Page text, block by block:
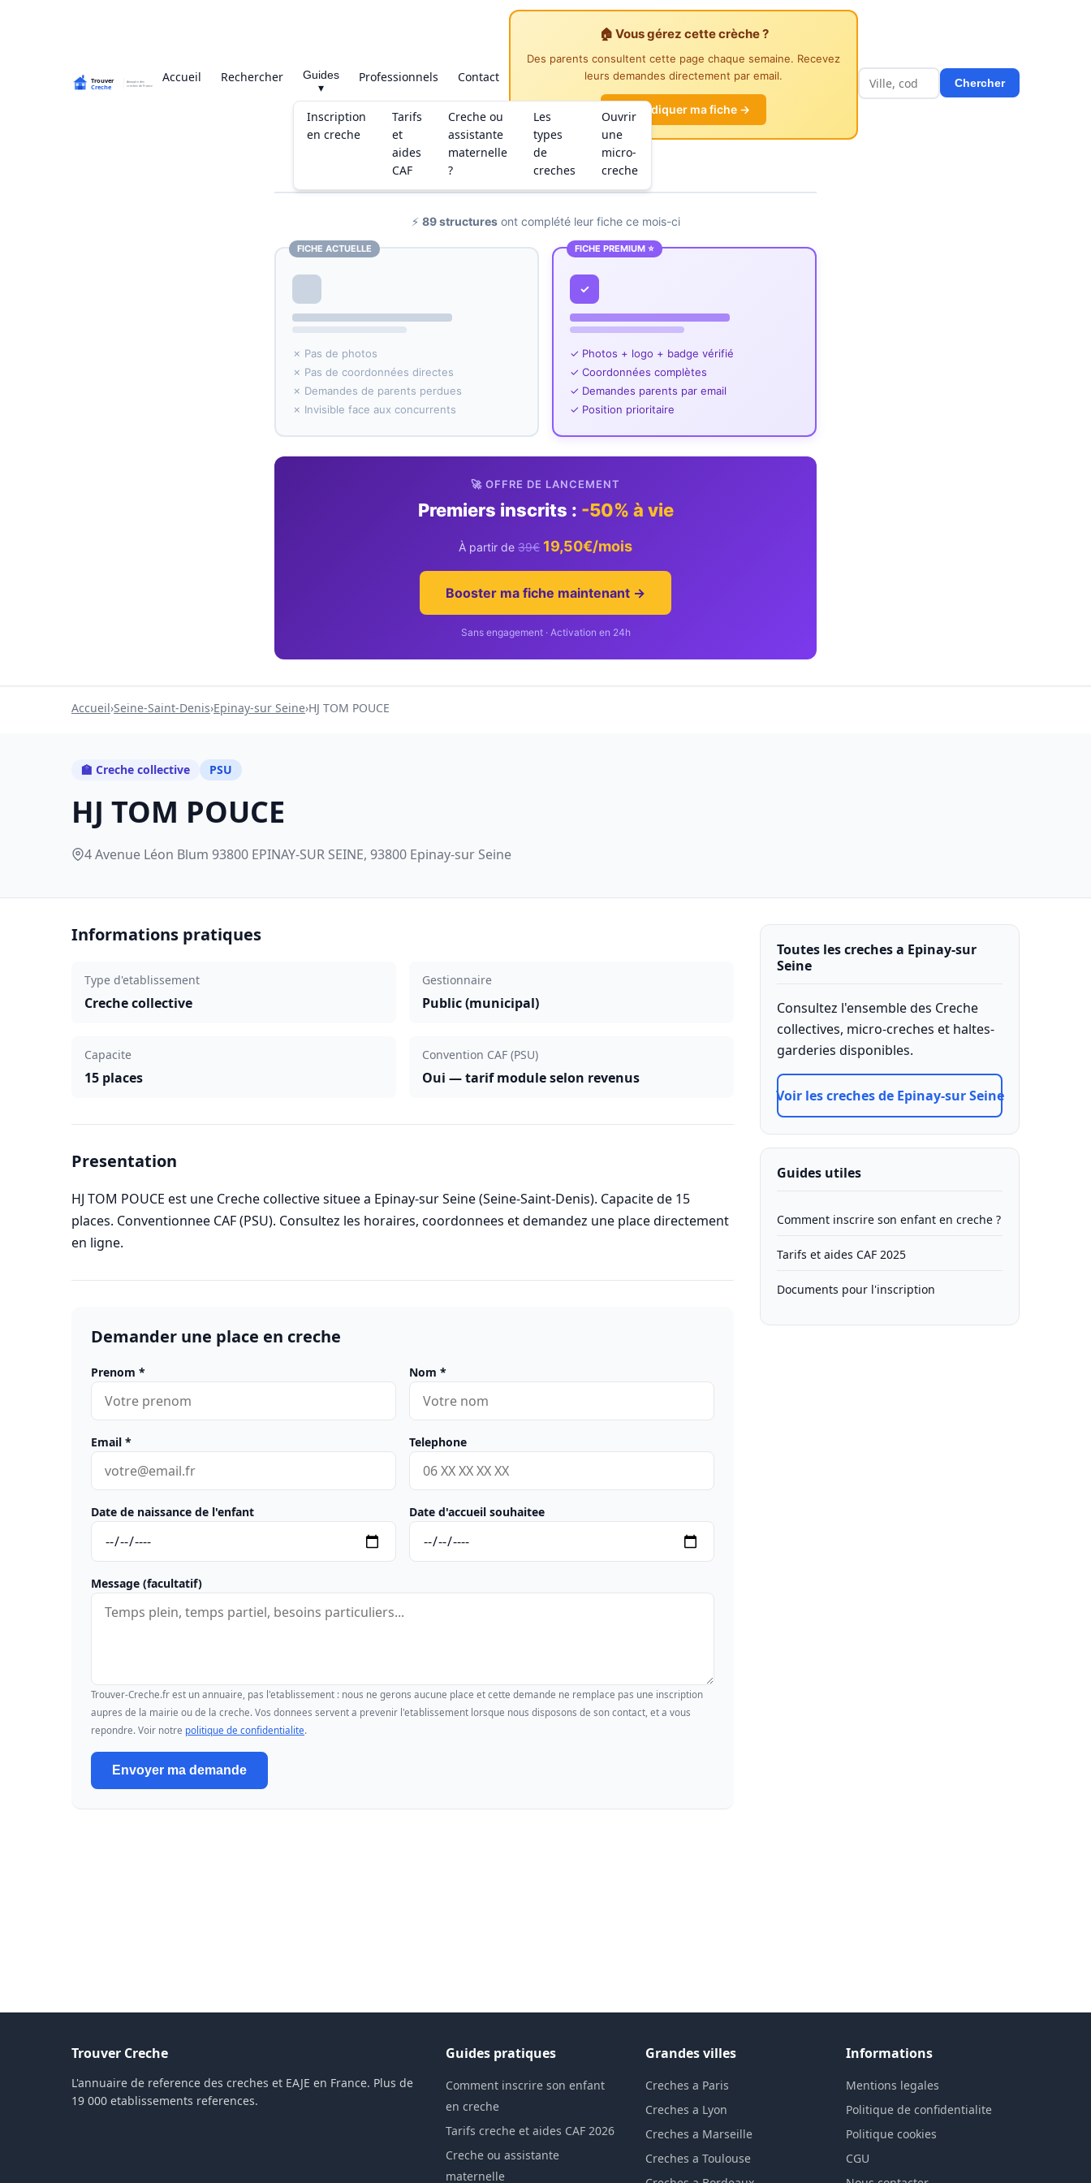
Accueil Rechercher
Guides
▾
Inscription
en creche
Tarifs
et
aides
CAF
Creche ou
assistante
maternelle
?
Les
types
de
creches
Ouvrir
une
micro-
creche
Professionnels Contact
🏠 Vous gérez cette crèche ?
Des parents consultent cette page chaque semaine. Recevez
leurs demandes directement par email.
Revendiquer ma fiche →
Chercher
⚡ 89 structuresont complété leur fiche ce mois-ci
FICHE ACTUELLE
✗ Pas de photos
✗ Pas de coordonnées directes
✗ Demandes de parents perdues
✗ Invisible face aux concurrents
FICHE PREMIUM ⭐
✓
✓ Photos + logo + badge vérifié
✓ Coordonnées complètes
✓ Demandes parents par email
✓ Position prioritaire
🚀 OFFRE DE LANCEMENT
Premiers inscrits : -50% à vie
À partir de 39€ 19,50€/mois
Booster ma fiche maintenant →
Sans engagement · Activation en 24h
Accueil›Seine-Saint-Denis›Epinay-sur Seine›HJ TOM POUCE
🏫 Creche collective PSU
HJ TOM POUCE
4 Avenue Léon Blum 93800 EPINAY-SUR SEINE, 93800 Epinay-sur Seine
Informations pratiques
Type d'etablissement
Creche collective
Gestionnaire
Public (municipal)
Capacite
15 places
Convention CAF (PSU)
Oui — tarif module selon revenus
Presentation
HJ TOM POUCE est une Creche collective situee a Epinay-sur Seine (Seine-Saint-Denis). Capacite de 15
places. Conventionnee CAF (PSU). Consultez les horaires, coordonnees et demandez une place directement
en ligne.
Demander une place en creche
Prenom * Nom *
Email * Telephone
Date de naissance de l'enfant Date d'accueil souhaitee
Message (facultatif)
Trouver-Creche.fr est un annuaire, pas l'etablissement : nous ne gerons aucune place et cette demande ne remplace pas une inscription
aupres de la mairie ou de la creche. Vos donnees servent a prevenir l'etablissement lorsque nous disposons de son contact, et a vous
repondre. Voir notre politique de confidentialite.
Envoyer ma demande
Toutes les creches a Epinay-sur
Seine
Consultez l'ensemble des Creche
collectives, micro-creches et haltes-
garderies disponibles.
Voir les creches de Epinay-sur Seine
Guides utiles
Comment inscrire son enfant en creche ?
Tarifs et aides CAF 2025
Documents pour l'inscription
Trouver Creche
L'annuaire de reference des creches et EAJE en France. Plus de
19 000 etablissements references.
Guides pratiques
Comment inscrire son enfant
en creche
Tarifs creche et aides CAF 2026
Creche ou assistante
maternelle
Grandes villes
Creches a Paris
Creches a Lyon
Creches a Marseille
Creches a Toulouse
Informations
Mentions legales
Politique de confidentialite
Politique cookies
CGU